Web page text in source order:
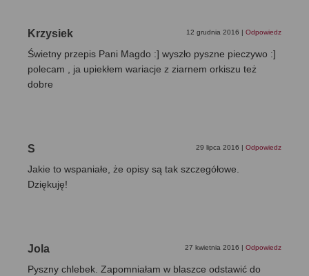
Krzysiek 12 grudnia 2016 | Odpowiedz
Świetny przepis Pani Magdo :] wyszło pyszne pieczywo :]
polecam , ja upiekłem wariacje z ziarnem orkiszu też
dobre
S 29 lipca 2016 | Odpowiedz
Jakie to wspaniałe, że opisy są tak szczegółowe.
Dziękuję!
Jola 27 kwietnia 2016 | Odpowiedz
Pyszny chlebek. Zapomniałam w blaszce odstawić do